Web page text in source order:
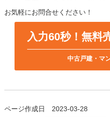
お気軽にお問合せください！
入力60秒！無料
中古戸建・マ
ページ作成日 2023-03-28